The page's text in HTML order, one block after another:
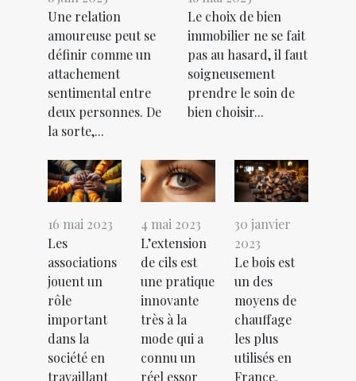
Une relation
amoureuse peut se
définir comme un
attachement
sentimental entre
deux personnes. De
la sorte,...
Le choix de bien
immobilier ne se fait
pas au hasard, il faut
soigneusement
prendre le soin de
bien choisir...
16 mai 2023
Les
associations
jouent un
rôle
important
dans la
société en
travaillant
4 mai 2023
L’extension
de cils est
une pratique
innovante
très à la
mode qui a
connu un
réel essor
30 janvier
2023
Le bois est
un des
moyens de
chauffage
les plus
utilisés en
France.